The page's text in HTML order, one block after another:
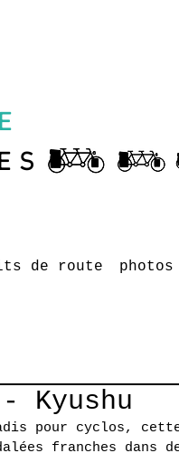
de route photos
Kyushu
pour cyclos,
franches dans